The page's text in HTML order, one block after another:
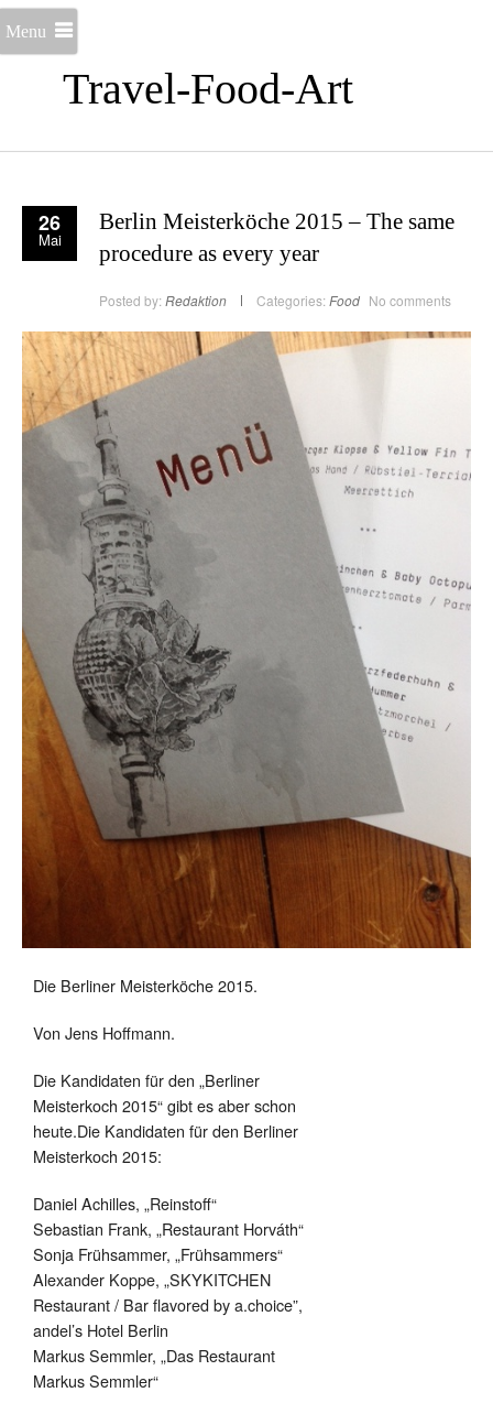
Travel-Food-Art
Menu
26
Mai
Berlin Meisterköche 2015 – The same
procedure as every year
Posted by: Redaktion Categories: Food No comments
Die Berliner Meisterköche 2015.
Von Jens Hoffmann.
Die Kandidaten für den „Berliner
Meisterkoch 2015“ gibt es aber schon
heute.Die Kandidaten für den Berliner
Meisterkoch 2015:
Daniel Achilles, „Reinstoff“
Sebastian Frank, „Restaurant Horváth“
Sonja Frühsammer, „Frühsammers“
Alexander Koppe, „SKYKITCHEN
Restaurant / Bar flavored by a.choice”,
andel’s Hotel Berlin
Markus Semmler, „Das Restaurant
Markus Semmler“